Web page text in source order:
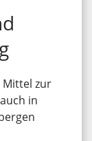
Mittel zur
in